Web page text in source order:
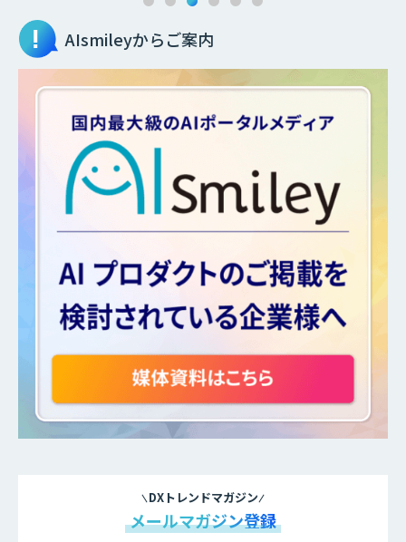
AIsmileyからご案内
DXトレンドマガジン
メールマガジン登録